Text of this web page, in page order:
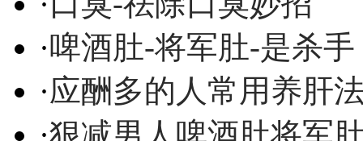
·啤酒肚-将军肚-是杀手
·应酬多的人常用养肝
·狠减男人啤酒肚将军